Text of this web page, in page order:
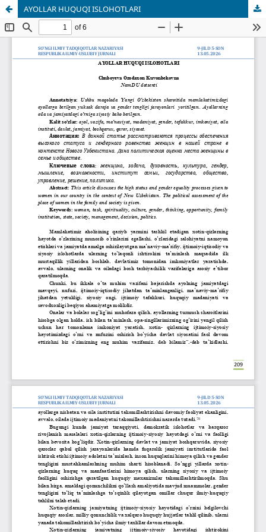
AYOLLAR HUQUQI ISLOHOTLARI